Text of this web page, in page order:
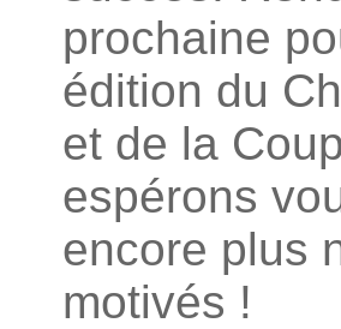
prochaine
édition du
et de la
espérons
encore plus
motivés !